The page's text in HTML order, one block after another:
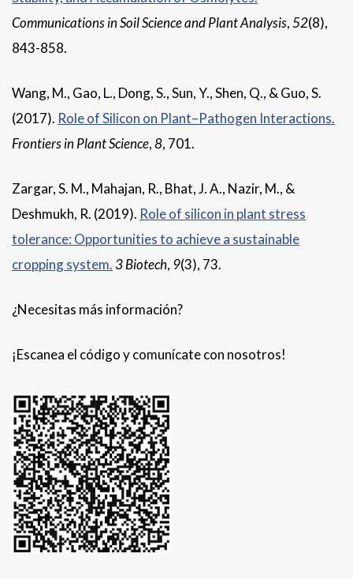
Communications in Soil Science and Plant Analysis,52(8),
843-858.
Wang, M., Gao, L., Dong, S., Sun, Y., Shen, Q., & Guo, S.
(2017). Role of Silicon on Plant–Pathogen Interactions.
Frontiers in Plant Science,8, 701.
Zargar, S. M., Mahajan, R., Bhat, J. A., Nazir, M., &
Deshmukh, R. (2019). Role of silicon in plant stress
tolerance: Opportunities to achieve a sustainable
cropping system. 3 Biotech, 9(3), 73.
¿Necesitas más información?
¡Escanea el código y comunícate con nosotros!